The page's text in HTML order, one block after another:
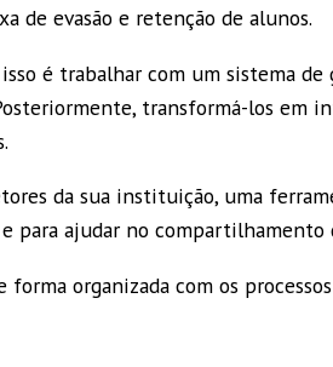
de evasão e retenção de alunos.
é trabalhar com um sistema de
transformá-los em
da sua instituição, uma
para ajudar no compartilhamento
forma organizada com os